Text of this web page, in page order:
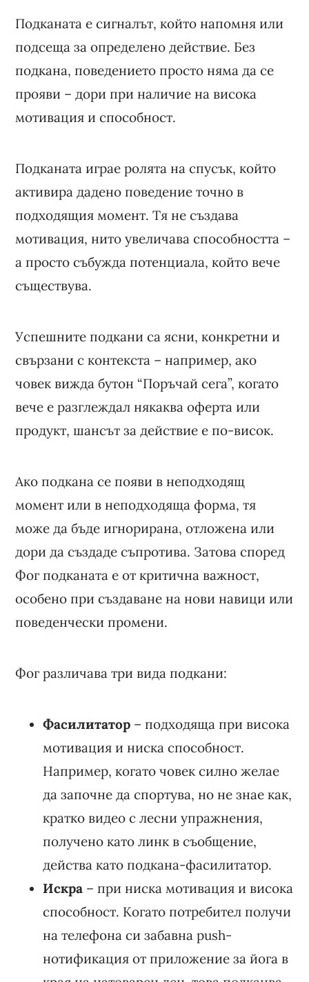
Подканата е сигналът, който напомня или
подсеща за определено действие. Без
подкана, поведението просто няма да се
прояви – дори при наличие на висока
мотивация и способност.
Подканата играе ролята на спусък, който
активира дадено поведение точно в
подходящия момент. Тя не създава
мотивация, нито увеличава способността –
а просто събужда потенциала, който вече
съществува.
Успешните подкани са ясни, конкретни и
свързани с контекста – например, ако
човек вижда бутон “Поръчай сега”, когато
вече е разглеждал някаква оферта или
продукт, шансът за действие е по-висок.
Ако подкана се появи в неподходящ
момент или в неподходяща форма, тя
може да бъде игнорирана, отложена или
дори да създаде съпротива. Затова според
Фог подканата е от критична важност,
особено при създаване на нови навици или
поведенчески промени.
Фог различава три вида подкани:
Фасилитатор – подходяща при висока
мотивация и ниска способност.
Например, когато човек силно желае
да започне да спортува, но не знае как,
кратко видео с лесни упражнения,
получено като линк в съобщение,
действа като подкана-фасилитатор.
Искра – при ниска мотивация и висока
способност. Когато потребител получи
на телефона си забавна push-
нотификация от приложение за йога в